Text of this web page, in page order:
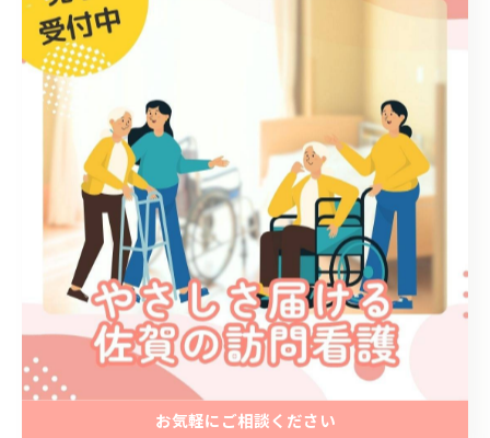
< 前のページ 次のページ >
カテゴリー Categories
全てのカテゴリー
ブログ
お知らせ
最近の投稿 Recent Posts
お気軽にご相談ください